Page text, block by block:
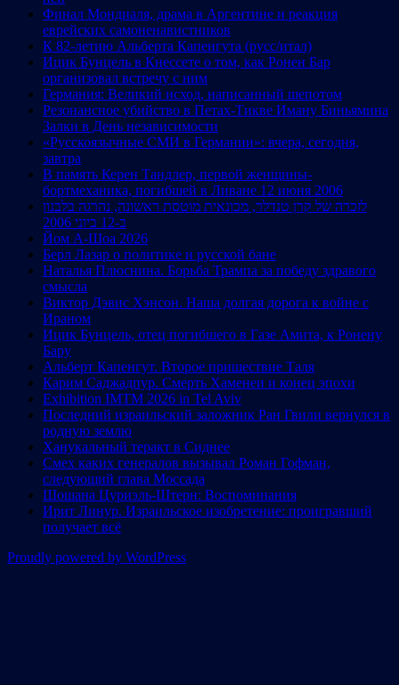
Финал Мондиаля, драма в Аргентине и реакция
еврейских самоненавистников
К 82-летию Альберта Капенгута (русс/итал)
Ицик Бунцель в Кнессете о том, как Ронен Бар
организовал встречу с ним
Германия: Великий исход, написанный шепотом
Резонансное убийство в Петах-Тикве Иману Биньямина
Залки в День независимости
«Русскоязычные СМИ в Германии»: вчера, сегодня,
завтра
В память Керен Тандлер, первой женщины-
бортмеханика, погибшей в Ливане 12 июня 2006
לזכרה של קרן טנדלר, מכונאית מוטסת ראשונה, נהרגה בלבנון
ב-12 ביוני 2006
Йом А-Шоа 2026
Берл Лазар о политике и русской бане
Наталья Плюснина. Борьба Трампа за победу здравого
смысла
Виктор Дэвис Хэнсон. Наша долгая дорога к войне с
Ираном
Ицик Бунцель, отец погибшего в Газе Амита, к Ронену
Бару
Альберт Капенгут. Второе пришествие Таля
Карим Саджадпур. Смерть Хаменеи и конец эпохи
Exhibition IMTM 2026 in Tel Aviv
Последний израильский заложник Ран Гвили вернулся в
родную землю
Ханукальный теракт в Сиднее
Смех каких генералов вызывал Роман Гофман,
следующий глава Моссада
Шошана Цуриэль-Штерн: Воспоминания
Ирит Линур. Израильское изобретение: проигравший
получает всё
Proudly powered by WordPress